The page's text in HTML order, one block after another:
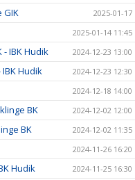
GIK 2025-01-17
2025-01-14 11:45
IBK Hudik 2024-12-23 13:00
Hudik 2024-12-23 12:30
2024-12-18 14:00
BK 2024-12-02 12:00
BK 2024-12-02 11:35
2024-11-26 16:20
Hudik 2024-11-25 16:30